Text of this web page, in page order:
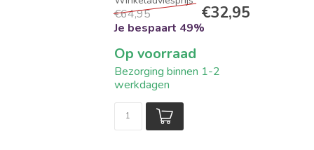
€64,95 €32,95
Je bespaart 49%
Op voorraad
Bezorging binnen 1-2
werkdagen